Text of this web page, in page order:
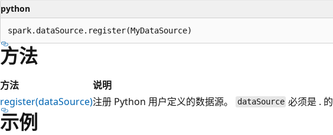
python
方法
方法
说明
register(dataSource)注册 Python 用户定义的数据源。 dataSource 必须是 . 的
示例